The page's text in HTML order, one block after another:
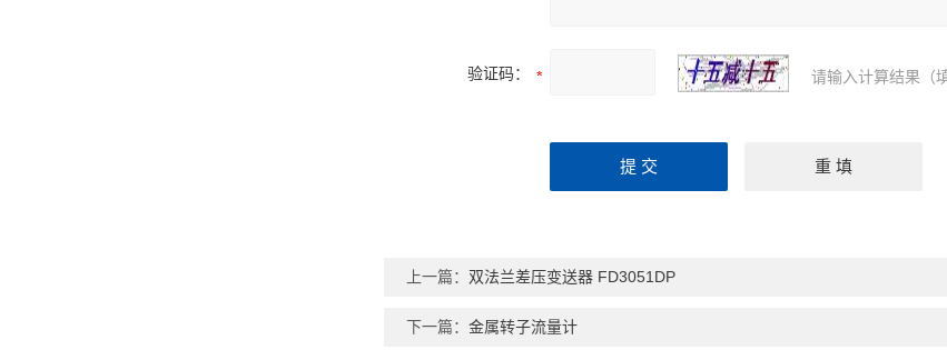
验证码： 请输入计算结果（
上一篇： 双法兰差压变送器 FD3051DP
下一篇：金属转子流量计